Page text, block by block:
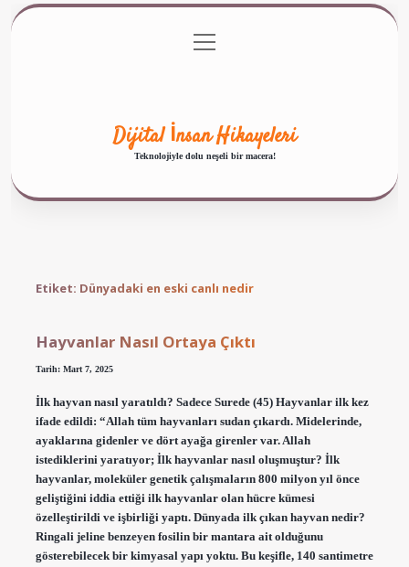
Gizlilik Politikası
menüyü
aç
Dijital İnsan Hikayeleri
Teknolojiyle dolu neşeli bir macera!
Etiket: Dünyadaki en eski canlı nedir
Hayvanlar Nasıl Ortaya Çıktı
Tarih: Mart 7, 2025
İlk hayvan nasıl yaratıldı? Sadece Surede (45) Hayvanlar ilk kez
ifade edildi: “Allah tüm hayvanları sudan çıkardı. Midelerinde,
ayaklarına gidenler ve dört ayağa girenler var. Allah
istediklerini yaratıyor; İlk hayvanlar nasıl oluşmuştur? İlk
hayvanlar, moleküler genetik çalışmaların 800 milyon yıl önce
geliştiğini iddia ettiği ilk hayvanlar olan hücre kümesi
özelleştirildi ve işbirliği yaptı. Dünyada ilk çıkan hayvan nedir?
Ringali jeline benzeyen fosilin bir mantara ait olduğunu
gösterebilecek bir kimyasal yapı yoktu. Bu keşifle, 140 santimetre